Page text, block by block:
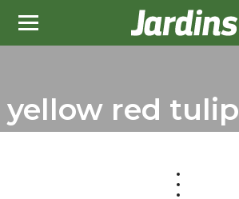
yellow red tulip